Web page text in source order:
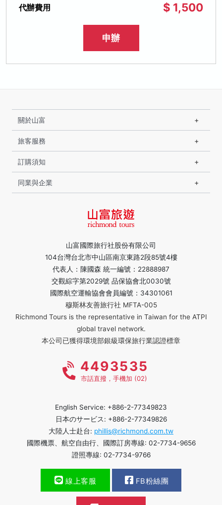
代辦費用 $ 1,500
申辦
山富國際旅行社股份有限公司
104台灣台北市中山區南京東路2段85號4樓
代表人：陳國森 統一編號：22888987
交觀綜字第2029號 品保協會北0030號
國際航空運輸協會會員編號：34301061
穆斯林友善旅行社 MFTA-005
Richmond Tours is the representative in Taiwan for the ATPI
global travel network.
本公司已獲得環境部銀級環保旅行業認證標章
關於山富
旅客服務
訂購須知
同業與企業
4493535
市話直撥，手機加 (02)
English Service: +886-2-77349823
日本のサービス: +886-2-77349826
大陸人士赴台: phillis@richmond.com.tw
國際機票、航空自由行、國際訂房專線: 02-7734-9656
證照專線: 02-7734-9766
線上客服 FB粉絲團